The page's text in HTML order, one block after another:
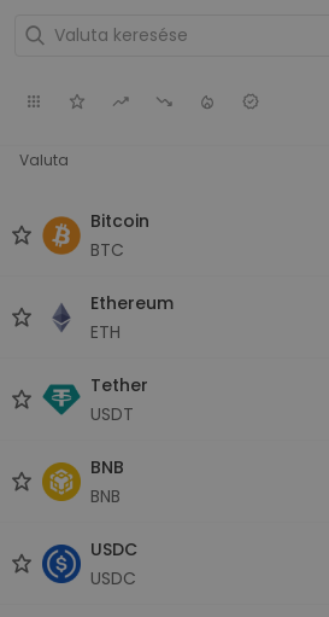
Valuta
Bitcoin
BTC
Ethereum
ETH
Tether
USDT
BNB
BNB
USDC
USDC